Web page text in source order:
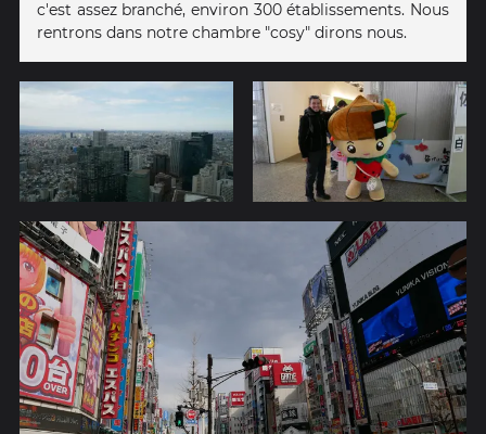
c'est assez branché, environ 300 établissements. Nous
rentrons dans notre chambre "cosy" dirons nous.